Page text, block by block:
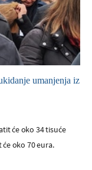
umanjenja iz
će oko 34 tisuće
oko 70 eura.